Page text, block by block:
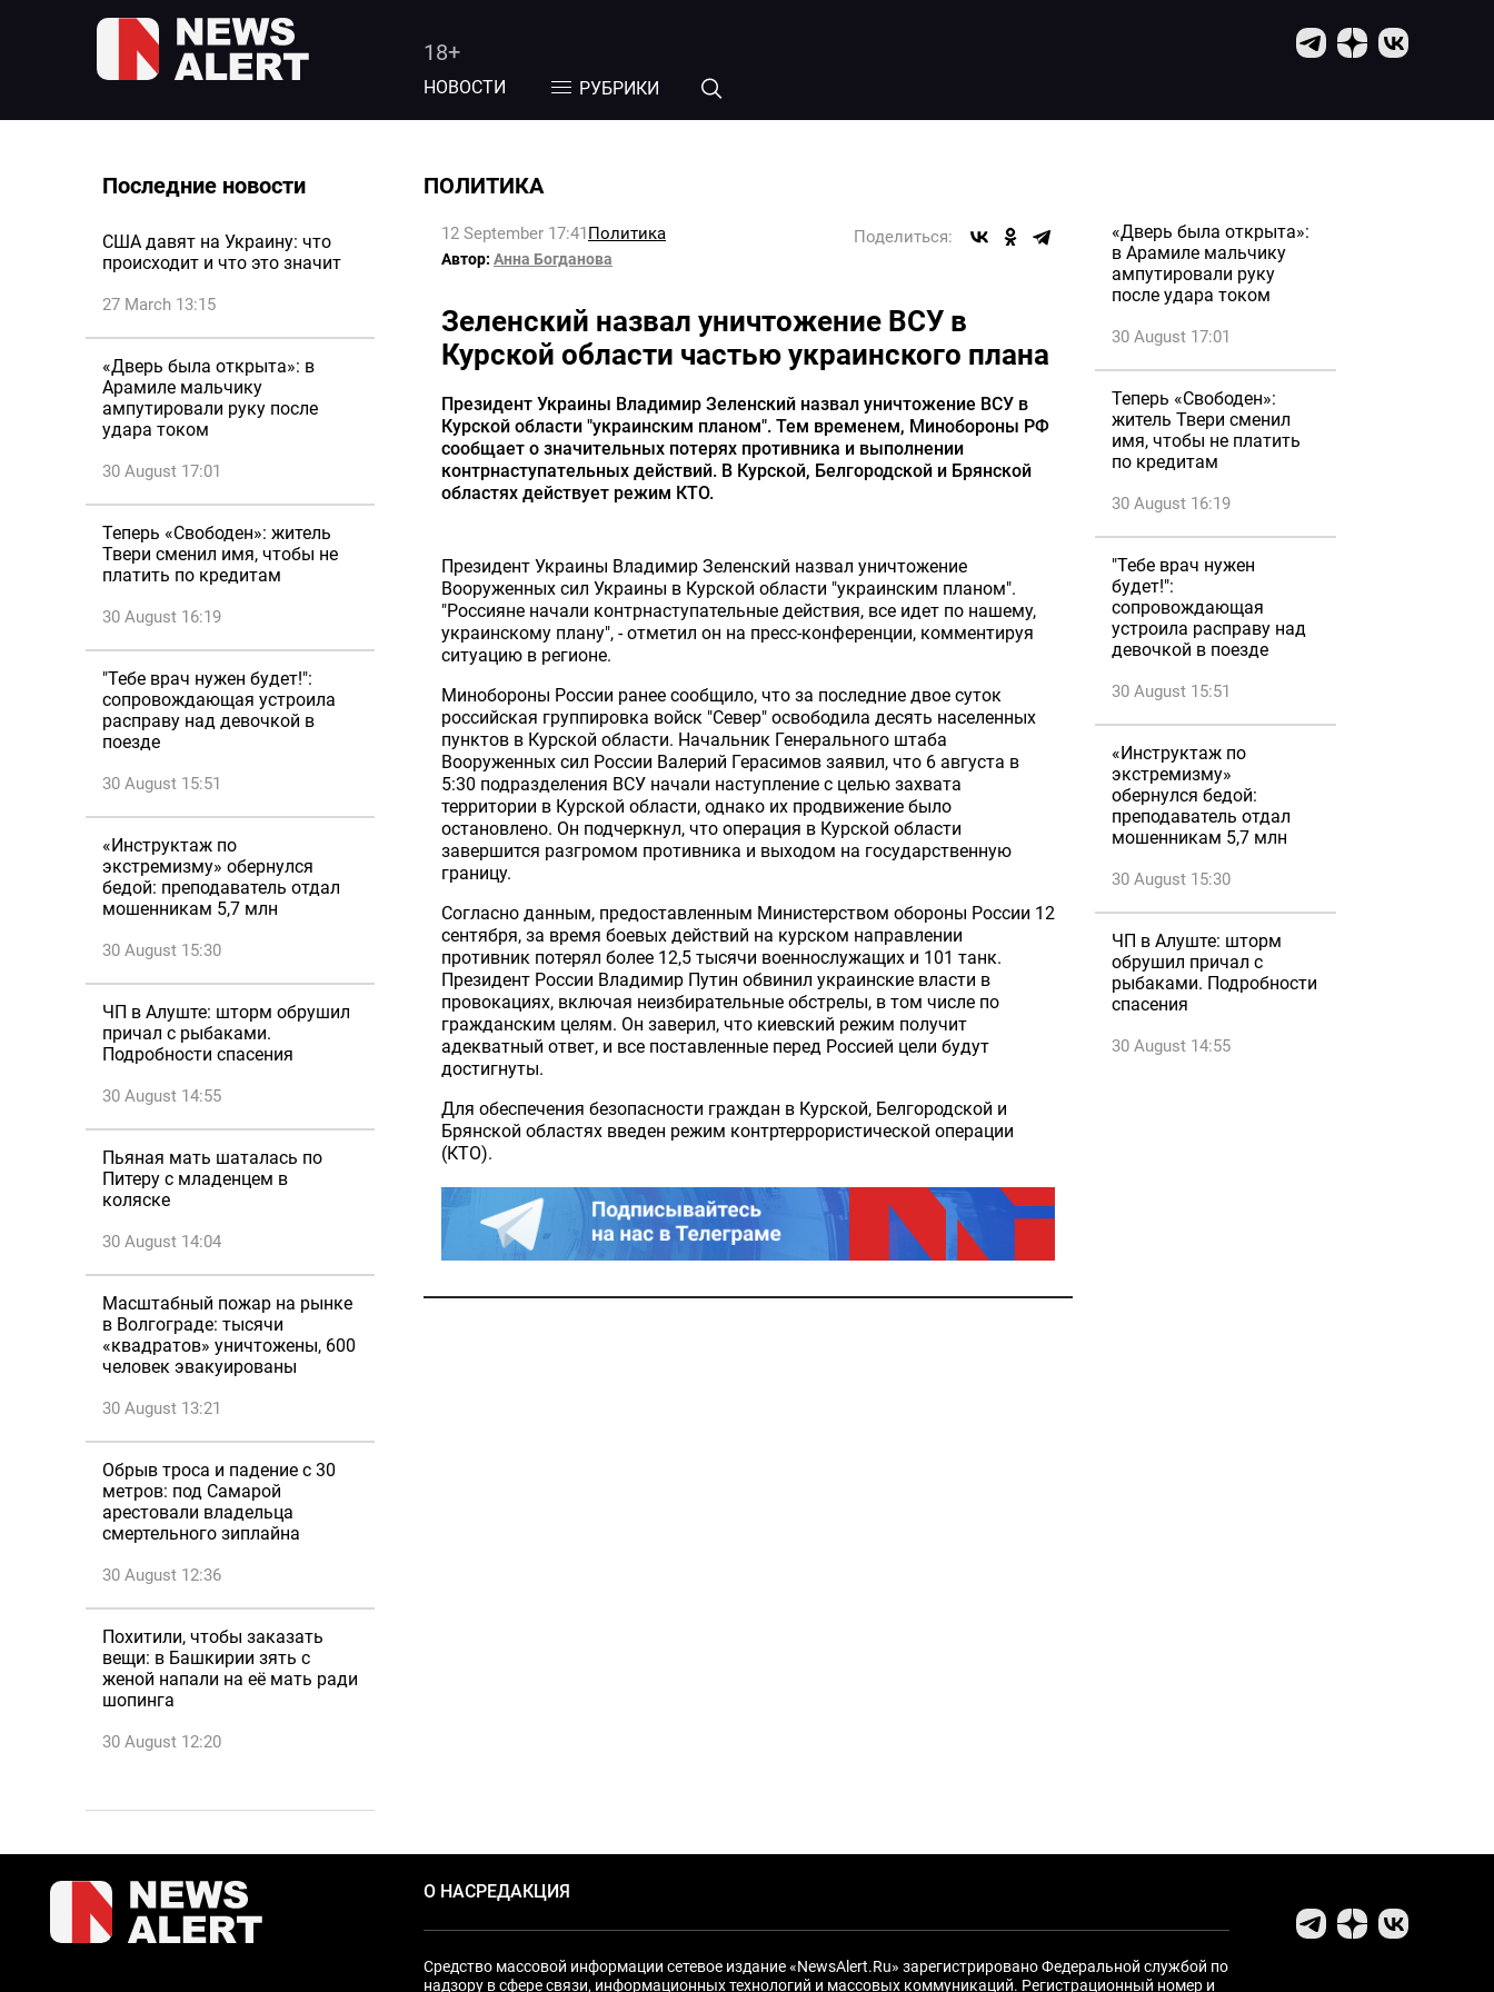
18+
НОВОСТИ РУБРИКИ
Последние новости
США давят на Украину: что
происходит и что это значит
27 March 13:15
«Дверь была открыта»: в
Арамиле мальчику
ампутировали руку после
удара током
30 August 17:01
Теперь «Свободен»: житель
Твери сменил имя, чтобы не
платить по кредитам
30 August 16:19
"Тебе врач нужен будет!":
сопровождающая устроила
расправу над девочкой в
поезде
30 August 15:51
«Инструктаж по
экстремизму» обернулся
бедой: преподаватель отдал
мошенникам 5,7 млн
30 August 15:30
ЧП в Алуште: шторм обрушил
причал с рыбаками.
Подробности спасения
30 August 14:55
Пьяная мать шаталась по
Питеру с младенцем в
коляске
30 August 14:04
Масштабный пожар на рынке
в Волгограде: тысячи
«квадратов» уничтожены, 600
человек эвакуированы
30 August 13:21
Обрыв троса и падение с 30
метров: под Самарой
арестовали владельца
смертельного зиплайна
30 August 12:36
Похитили, чтобы заказать
вещи: в Башкирии зять с
женой напали на её мать ради
шопинга
30 August 12:20
ПОЛИТИКА
12 September 17:41Политика Поделиться:
Автор: Анна Богданова
Зеленский назвал уничтожение ВСУ в
Курской области частью украинского плана
Президент Украины Владимир Зеленский назвал уничтожение ВСУ в
Курской области "украинским планом". Тем временем, Минобороны РФ
сообщает о значительных потерях противника и выполнении
контрнаступательных действий. В Курской, Белгородской и Брянской
областях действует режим КТО.
Президент Украины Владимир Зеленский назвал уничтожение
Вооруженных сил Украины в Курской области "украинским планом".
"Россияне начали контрнаступательные действия, все идет по нашему,
украинскому плану", - отметил он на пресс-конференции, комментируя
ситуацию в регионе.
Минобороны России ранее сообщило, что за последние двое суток
российская группировка войск "Север" освободила десять населенных
пунктов в Курской области. Начальник Генерального штаба
Вооруженных сил России Валерий Герасимов заявил, что 6 августа в
5:30 подразделения ВСУ начали наступление с целью захвата
территории в Курской области, однако их продвижение было
остановлено. Он подчеркнул, что операция в Курской области
завершится разгромом противника и выходом на государственную
границу.
Согласно данным, предоставленным Министерством обороны России 12
сентября, за время боевых действий на курском направлении
противник потерял более 12,5 тысячи военнослужащих и 101 танк.
Президент России Владимир Путин обвинил украинские власти в
провокациях, включая неизбирательные обстрелы, в том числе по
гражданским целям. Он заверил, что киевский режим получит
адекватный ответ, и все поставленные перед Россией цели будут
достигнуты.
Для обеспечения безопасности граждан в Курской, Белгородской и
Брянской областях введен режим контртеррористической операции
(КТО).
«Дверь была открыта»:
в Арамиле мальчику
ампутировали руку
после удара током
30 August 17:01
Теперь «Свободен»:
житель Твери сменил
имя, чтобы не платить
по кредитам
30 August 16:19
"Тебе врач нужен
будет!":
сопровождающая
устроила расправу над
девочкой в поезде
30 August 15:51
«Инструктаж по
экстремизму»
обернулся бедой:
преподаватель отдал
мошенникам 5,7 млн
30 August 15:30
ЧП в Алуште: шторм
обрушил причал с
рыбаками. Подробности
спасения
30 August 14:55
О НАСРЕДАКЦИЯ
Средство массовой информации сетевое издание «NewsAlert.Ru» зарегистрировано Федеральной службой по
надзору в сфере связи, информационных технологий и массовых коммуникаций. Регистрационный номер и